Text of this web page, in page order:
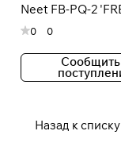
Neet FB-PQ-2
BEAR'
0 0
Назад к списку